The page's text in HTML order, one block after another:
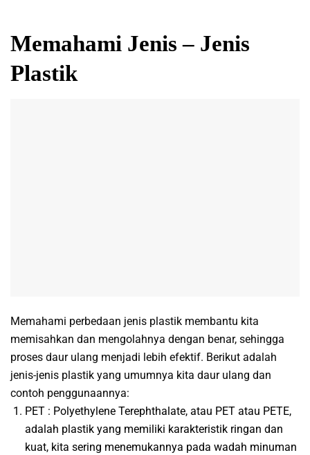
Memahami Jenis – Jenis
Plastik
Memahami perbedaan jenis plastik membantu kita
memisahkan dan mengolahnya dengan benar, sehingga
proses daur ulang menjadi lebih efektif. Berikut adalah
jenis-jenis plastik yang umumnya kita daur ulang dan
contoh penggunaannya:
PET : Polyethylene Terephthalate, atau PET atau PETE,
adalah plastik yang memiliki karakteristik ringan dan
kuat, kita sering menemukannya pada wadah minuman